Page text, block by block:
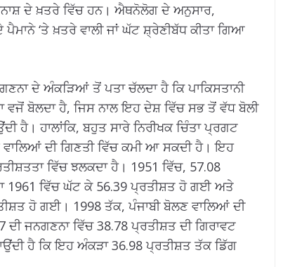
ਦੇ ਖ਼ਤਰੇ ਵਿੱਚ ਹਨ। ਐਥਨੋਲੋਗ ਦੇ ਅਨੁਸਾਰ,
‘ਤੇ ਖ਼ਤਰੇ ਵਾਲੀ ਜਾਂ ਘੱਟ ਸ਼੍ਰੇਣੀਬੱਧ ਕੀਤਾ ਗਿਆ
ਦੇ ਅੰਕੜਿਆਂ ਤੋਂ ਪਤਾ ਚੱਲਦਾ ਹੈ ਕਿ ਪਾਕਿਸਤਾਨੀ
ਵਜੋਂ ਬੋਲਦਾ ਹੈ, ਜਿਸ ਨਾਲ ਇਹ ਦੇਸ਼ ਵਿੱਚ ਸਭ ਤੋਂ ਵੱਧ ਬੋਲੀ
ਹੈ। ਹਾਲਾਂਕਿ, ਬਹੁਤ ਸਾਰੇ ਨਿਰੀਖਕ ਚਿੰਤਾ ਪ੍ਰਗਟ
ਦੀ ਗਿਣਤੀ ਵਿੱਚ ਕਮੀ ਆ ਸਕਦੀ ਹੈ। ਇਹ
ਵਿੱਚ ਝਲਕਦਾ ਹੈ। 1951 ਵਿੱਚ, 57.08
1961 ਵਿੱਚ ਘੱਟ ਕੇ 56.39 ਪ੍ਰਤੀਸ਼ਤ ਹੋ ਗਈ ਅਤੇ
ਹੋ ਗਈ। 1998 ਤੱਕ, ਪੰਜਾਬੀ ਬੋਲਣ ਵਾਲਿਆਂ ਦੀ
ਜਨਗਣਨਾ ਵਿੱਚ 38.78 ਪ੍ਰਤੀਸ਼ਤ ਦੀ ਗਿਰਾਵਟ
ਹੈ ਕਿ ਇਹ ਅੰਕੜਾ 36.98 ਪ੍ਰਤੀਸ਼ਤ ਤੱਕ ਡਿੱਗ